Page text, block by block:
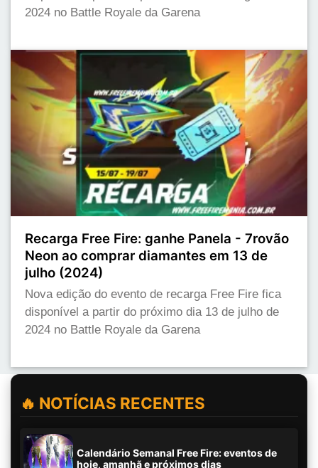
2024 no Battle Royale da Garena
Recarga Free Fire: ganhe Panela - 7rovão
Neon ao comprar diamantes em 13 de
julho (2024)
Nova edição do evento de recarga Free Fire fica
disponível a partir do próximo dia 13 de julho de
2024 no Battle Royale da Garena
🔥 NOTÍCIAS RECENTES
Calendário Semanal Free Fire: eventos de
hoje, amanhã e próximos dias